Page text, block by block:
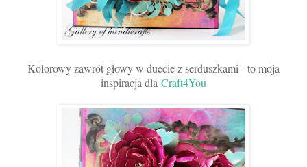
Kolorowy zawrót głowy w duecie z serduszkami - to moja
inspiracja dla Craft4You